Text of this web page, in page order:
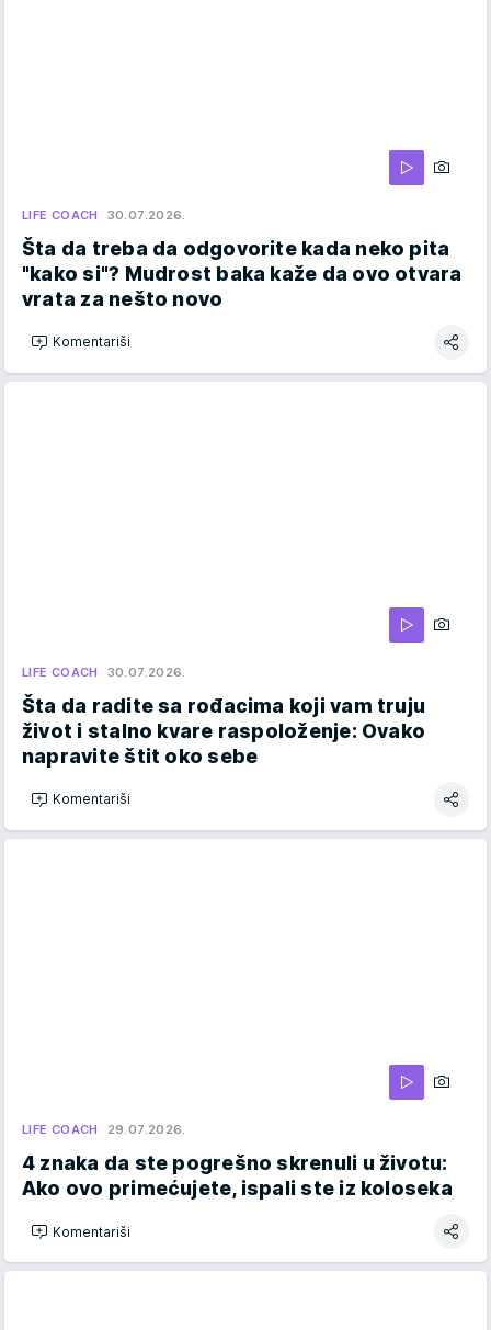
LIFE COACH 30.07.2026.
Šta da treba da odgovorite kada neko pita
"kako si"? Mudrost baka kaže da ovo otvara
vrata za nešto novo
Komentariši
LIFE COACH 30.07.2026.
Šta da radite sa rođacima koji vam truju
život i stalno kvare raspoloženje: Ovako
napravite štit oko sebe
Komentariši
LIFE COACH 29.07.2026.
4 znaka da ste pogrešno skrenuli u životu:
Ako ovo primećujete, ispali ste iz koloseka
Komentariši